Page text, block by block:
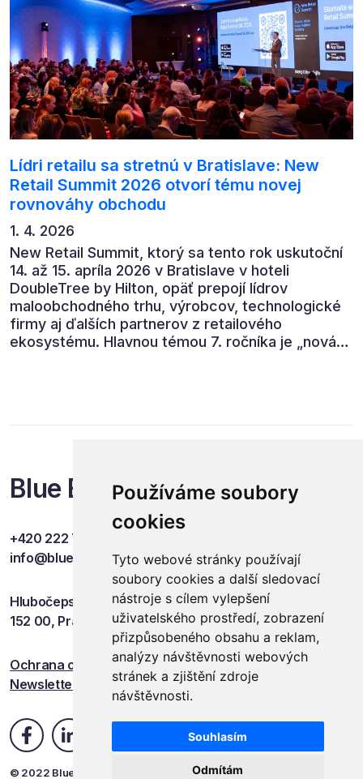
Používáme soubory
cookies
Tyto webové stránky používají
soubory cookies a další sledovací
nástroje s cílem vylepšení
uživatelského prostředí, zobrazení
přizpůsobeného obsahu a reklam,
analýzy návštěvnosti webových
stránek a zjištění zdroje
návštěvnosti.
Souhlasím
Odmítám
Lídri retailu sa stretnú v Bratislave: New
Retail Summit 2026 otvorí tému novej
rovnováhy obchodu
1. 4. 2026
New Retail Summit, ktorý sa tento rok uskutoční
14. až 15. apríla 2026 v Bratislave v hoteli
DoubleTree by Hilton, opäť prepojí lídrov
maloobchodného trhu, výrobcov, technologické
firmy aj ďalších partnerov z retailového
ekosystému. Hlavnou témou 7. ročníka je „nová
Blue Events
+420 222 749 841
info@blueevents.eu
Hlubočepská 701/38c
152 00, Praha 5
Ochrana osobních údajů
Newsletter
© 2022 Blue Events